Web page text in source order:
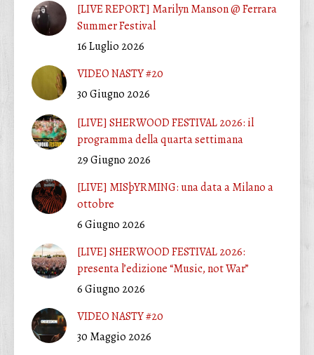
[LIVE REPORT] Marilyn Manson @ Ferrara
Summer Festival
16 Luglio 2026
VIDEO NASTY #20
30 Giugno 2026
[LIVE] SHERWOOD FESTIVAL 2026: il
programma della quarta settimana
29 Giugno 2026
[LIVE] MISþYRMING: una data a Milano a
ottobre
6 Giugno 2026
[LIVE] SHERWOOD FESTIVAL 2026:
presenta l’edizione “Music, not War”
6 Giugno 2026
VIDEO NASTY #20
30 Maggio 2026